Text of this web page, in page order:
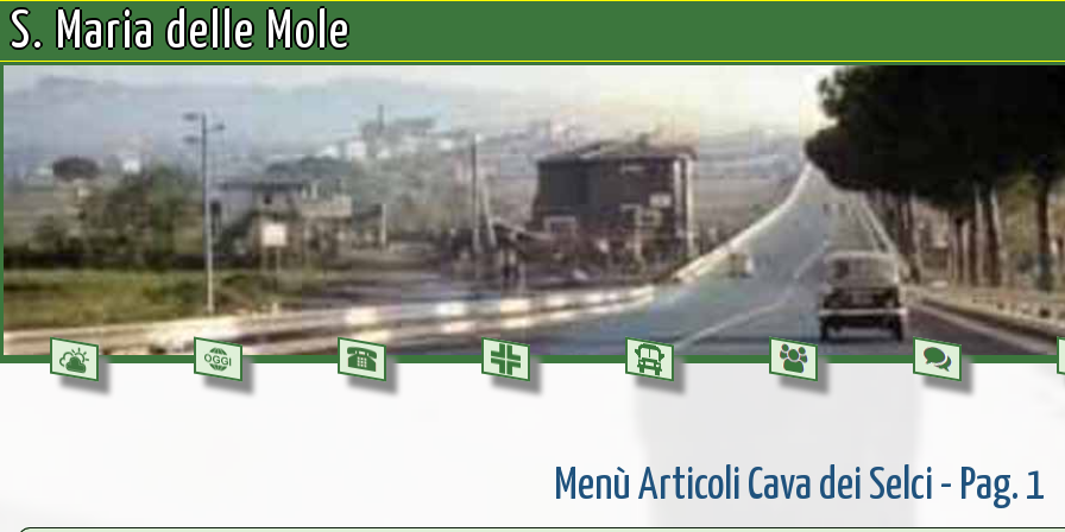
S. Maria delle Mole
Menù Articoli Cava dei Selci - Pag. 1